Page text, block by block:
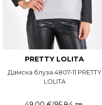
PRETTY LOLITA
Дамска блуза 4807-11 PRETTY
LOLITA